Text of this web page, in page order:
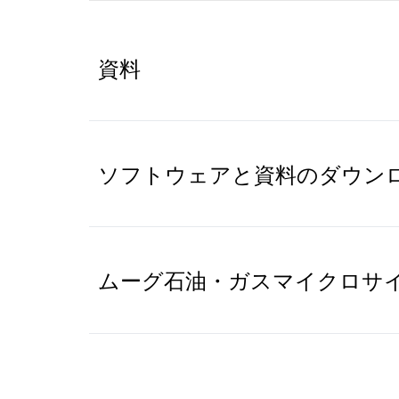
資料
ソフトウェアと資料のダウン
ムーグ石油・ガスマイクロサ